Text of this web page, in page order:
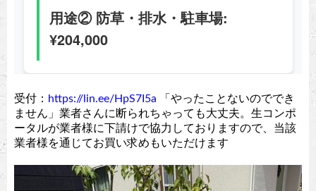
受付： https://lin.ee/HpS7I5a 「やったことないのででき
ません」業者さんに断られちゃっても大丈夫。生コンポ
ータルが業者様に下請けで協力しておりますので、当該
業者様を通じてお買い求めもいただけます